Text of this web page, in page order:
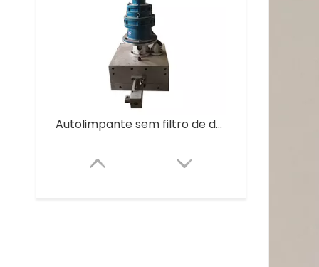
Autolimpante sem filtro de derretimento de malha para máquina de reciclagem de grânulos de plástico LDPE HDPE PP